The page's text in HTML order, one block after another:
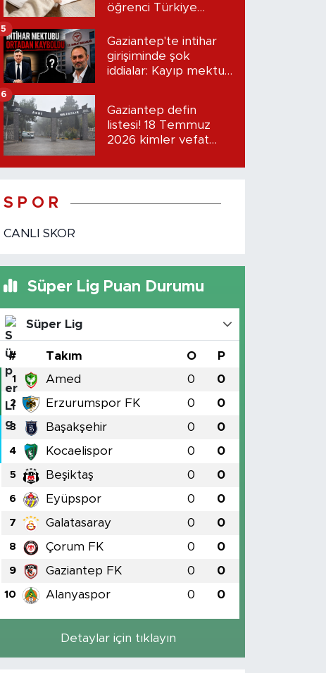
öğrenci Türkiye
Gaziantep'te intihar
girişiminde şok
iddialar: Kayıp mektup
5
Gaziantep defin
listesi! 18 Temmuz
2026 kimler vefat
6
S P O R
CANLI SKOR
Süper Lig Puan Durumu
Süper Lig
# Takım O P
1 Amed 0 0
2 Erzurumspor FK 0 0
3 Başakşehir 0 0
4 Kocaelispor 0 0
5 Beşiktaş 0 0
6 Eyüpspor 0 0
7 Galatasaray 0 0
8 Çorum FK 0 0
9 Gaziantep FK 0 0
10 Alanyaspor 0 0
Detaylar için tıklayın